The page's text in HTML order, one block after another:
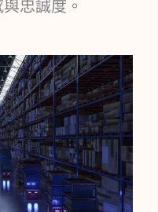
忠誠度。